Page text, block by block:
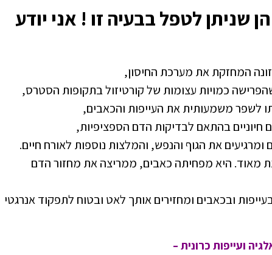
שניתן לטפל בבעיה זו ! אני יודע
המחזקת את מערכת החיסון,
כמויות עצומות של קורטיזול בתקופות הסטרס,
לשפר משמעותית את העייפות והכאבים,
חיוניים בהתאם לבדיקות הדם הספציפיות,
ומרגיעים את הגוף והנפש, והמלצות נוספות לאורח חיים.
מאוד. היא מפחיתה כאבים, ממריצה את מחזור הדם
ובכאבים ומחזירים אותך לאט ובטוח לתפקוד אנרגטי
ועייפות כרונית –